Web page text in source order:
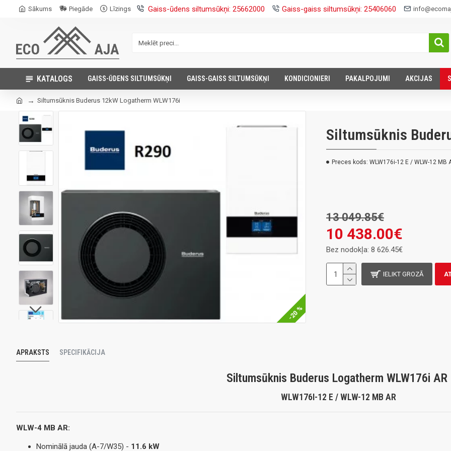
Sākums Piegāde Līzings Gaiss-ūdens siltumsūkņi: 25662000 Gaiss-gaiss siltumsūkņi: 25406060
KATALOGS GAISS-ŪDENS SILTUMSŪKŅI GAISS-GAISS SILTUMSŪKŅI KONDICIONIERI PAKALPOJUMI AKCIJAS
Siltumsūknis Buderus 12kW Logatherm WLW176i
-20 %
Siltumsūknis
Preces kods: WLW176i-12 E / WLW-12 MB
10 438.00€
13 049.85€
Bez nodokļa: 8 626.45€
IELIKT GROZĀ
APRAKSTS SPECIFIKĀCIJA
Siltumsūknis Buderus Logatherm WLW176i AR
WLW176I-12 E / WLW-12 MB AR
WLW-4 MB AR:
Nominālā jauda (A-7/W35) - 11.6 kW